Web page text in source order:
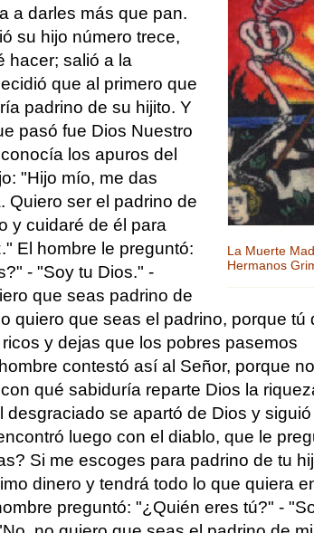
La Muerte
Hermanos
a darles más que pan.
su hijo número trece,
hacer; salió a la
que al primero que
padrino de su hijito. Y
pasó fue Dios Nuestro
los apuros del
"Hijo mío, me das
Quiero ser el padrino de
y cuidaré de él para
El hombre le preguntó:
- "Soy tu Dios." -
que seas padrino de
quiero que seas el padrino, porque tú
y dejas que los pobres pasemos
contestó así al Señor, porque no
qué sabiduría reparte Dios la
desgraciado se apartó de Dios y
luego con el diablo, que le
Si me escoges para padrino de tu
dinero y tendrá todo lo que quiera
preguntó: "¿Quién eres tú?" -